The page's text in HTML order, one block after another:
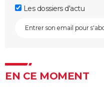
Les dossiers d'actu
EN CE MOMENT